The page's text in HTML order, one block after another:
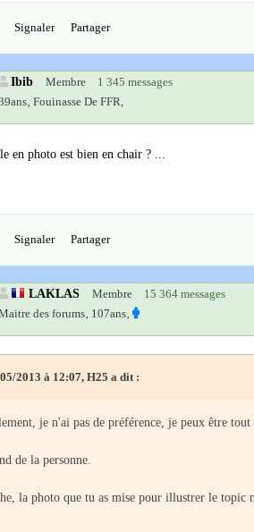
Signaler Partager
Ibib Membre
1 345 messages
Fouinasse De FFR,
en photo est bien en chair ? ...
Signaler Partager
LAKLAS Membre
15 364 messages
des forums‚ 107ans‚
2013 à 12:07, H25 a dit :
je n'ai pas de préférence, je peux être
de la personne.
la photo que tu as mise pour illustrer le topic